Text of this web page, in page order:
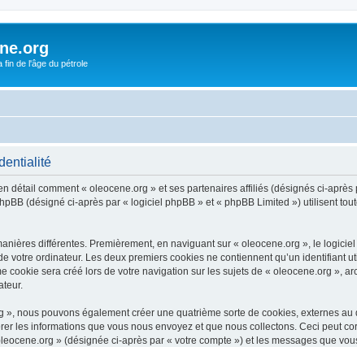
fin de l'âge du pétrole
détail comment « oleocene.org » et ses partenaires affiliés (désignés ci-
(désigné ci-après par « logiciel phpBB » et « phpBB Limited ») utilisent
différentes. Premièrement, en naviguant sur « oleocene.org », le
votre ordinateur. Les deux premiers cookies ne contiennent qu’un identifiant
cookie sera créé lors de votre navigation sur les sujets de « oleocene.org »,
», nous pouvons également créer une quatrième sorte de cookies, externes
les informations que vous nous envoyez et que nous collectons. Ceci peut
» (désignée ci-après par « votre compte ») et les messages que